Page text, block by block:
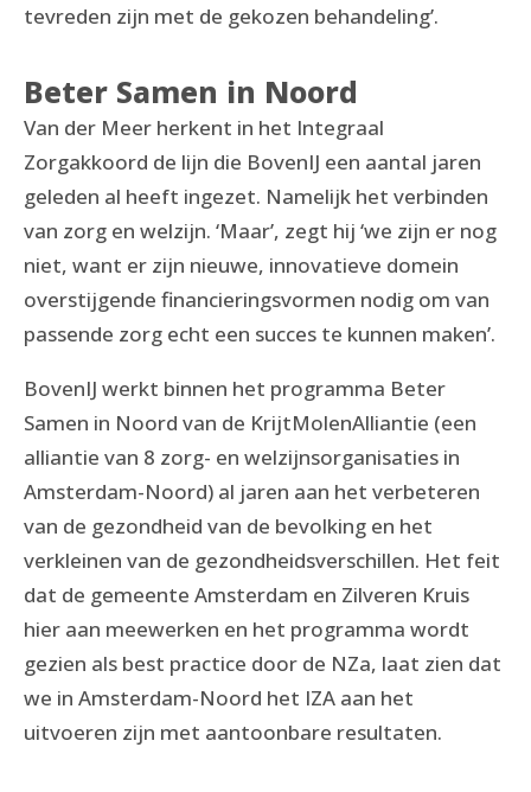
tevreden zijn met de gekozen behandeling’.
Beter Samen in Noord
Van der Meer herkent in het Integraal
Zorgakkoord de lijn die BovenIJ een aantal jaren
geleden al heeft ingezet. Namelijk het verbinden
van zorg en welzijn. ‘Maar’, zegt hij ‘we zijn er nog
niet, want er zijn nieuwe, innovatieve domein
overstijgende financieringsvormen nodig om van
passende zorg echt een succes te kunnen maken’.
BovenIJ werkt binnen het programma Beter
Samen in Noord van de KrijtMolenAlliantie (een
alliantie van 8 zorg- en welzijnsorganisaties in
Amsterdam-Noord) al jaren aan het verbeteren
van de gezondheid van de bevolking en het
verkleinen van de gezondheidsverschillen. Het feit
dat de gemeente Amsterdam en Zilveren Kruis
hier aan meewerken en het programma wordt
gezien als best practice door de NZa, laat zien dat
we in Amsterdam-Noord het IZA aan het
uitvoeren zijn met aantoonbare resultaten.